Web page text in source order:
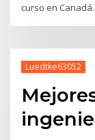
curso en Canadá.
Luedtke63052